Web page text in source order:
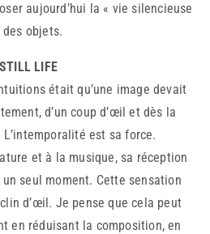
aujourd’hui la « vie silencieuse
des objets.
STILL LIFE
était qu’une image devait
d’un coup d’œil et dès la
est sa force.
et à la musique, sa réception
seul moment. Cette sensation
d’œil. Je pense que cela peut
en réduisant la composition, en